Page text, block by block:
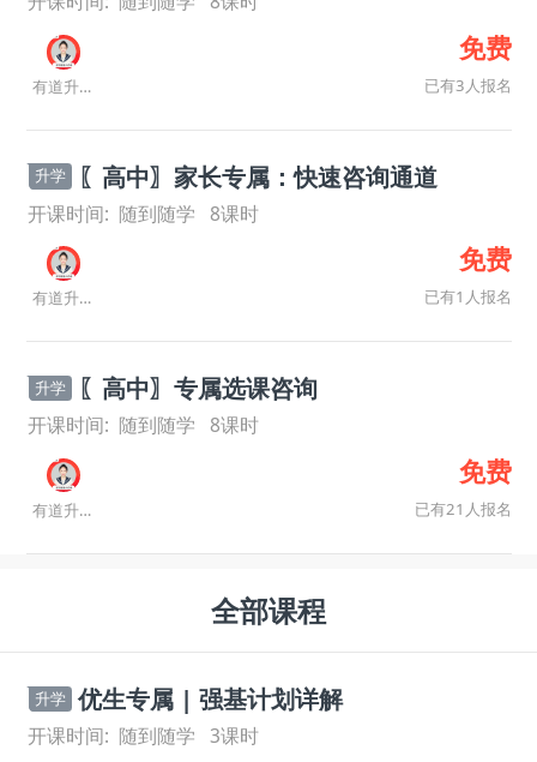
有道升学规划师
免费
已有3人报名
升学 〖高中〗家长专属：快速咨询通道
开课时间: 随到随学 8课时
有道升学规划师
免费
已有1人报名
升学 〖高中〗专属选课咨询
开课时间: 随到随学 8课时
有道升学规划师
免费
已有21人报名
全部课程
升学 优生专属 | 强基计划详解
开课时间: 随到随学 3课时